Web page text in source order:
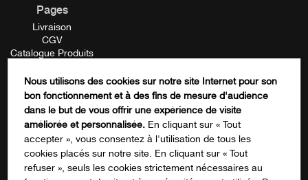
Name
Ce champ n’est utilisé qu’à des fins de
Pages
Livraison
CGV
Catalogue Produits
Contactez-nous
FORMATION
Nous utilisons des cookies sur notre site Internet pour son
bon fonctionnement et à des fins de mesure d'audience
dans le but de vous offrir une expérience de visite
améliorée et personnalisée. En cliquant sur « Tout
accepter », vous consentez à l'utilisation de tous les
cookies placés sur notre site. En cliquant sur « Tout
refuser », seuls les cookies strictement nécessaires au